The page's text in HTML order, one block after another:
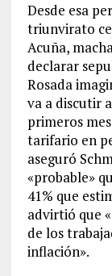
Desde esa
triunvirato
Acuña,
declarar
Rosada
va a discutir
primeros
tarifario en
aseguró
«probable»
41% que
advirtió que
de los
inflación».